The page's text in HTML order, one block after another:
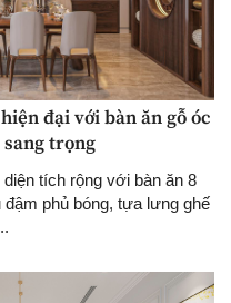
đại với bàn ăn gỗ óc
trọng
tích rộng với bàn ăn 8
phủ bóng, tựa lưng ghế